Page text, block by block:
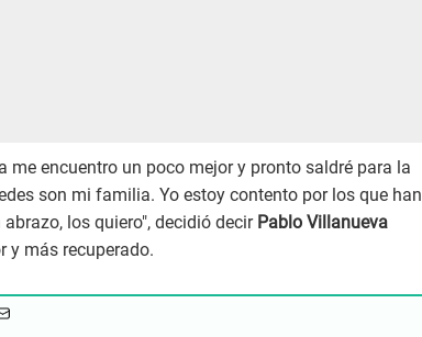
me encuentro un poco mejor y pronto saldré para la
son mi familia. Yo estoy contento por los que han
los quiero", decidió decir Pablo Villanueva
y más recuperado.